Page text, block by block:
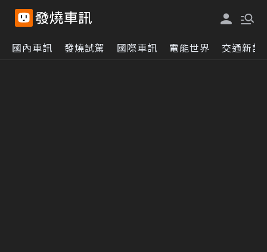
國內車訊 發燒試駕 國際車訊 電能世界 交通新訊